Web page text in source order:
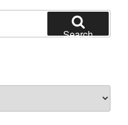
Search